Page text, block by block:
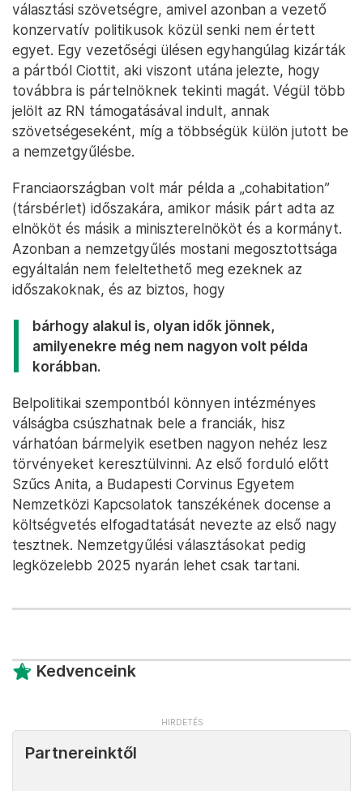
választási szövetségre, amivel azonban a vezető
konzervatív politikusok közül senki nem értett
egyet. Egy vezetőségi ülésen egyhangúlag kizárták
a pártból Ciottit, aki viszont utána jelezte, hogy
továbbra is pártelnöknek tekinti magát. Végül több
jelölt az RN támogatásával indult, annak
szövetségeseként, míg a többségük külön jutott be
a nemzetgyűlésbe.
Franciaországban volt már példa a „cohabitation”
(társbérlet) időszakára, amikor másik párt adta az
elnököt és másik a miniszterelnököt és a kormányt.
Azonban a nemzetgyűlés mostani megosztottsága
egyáltalán nem feleltethető meg ezeknek az
időszakoknak, és az biztos, hogy
bárhogy alakul is, olyan idők jönnek,
amilyenekre még nem nagyon volt példa
korábban.
Belpolitikai szempontból könnyen intézményes
válságba csúszhatnak bele a franciák, hisz
várhatóan bármelyik esetben nagyon nehéz lesz
törvényeket keresztülvinni. Az első forduló előtt
Szűcs Anita, a Budapesti Corvinus Egyetem
Nemzetközi Kapcsolatok tanszékének docense a
költségvetés elfogadtatását nevezte az első nagy
tesztnek. Nemzetgyűlési választásokat pedig
legközelebb 2025 nyarán lehet csak tartani.
Kedvenceink
Partnereinktől